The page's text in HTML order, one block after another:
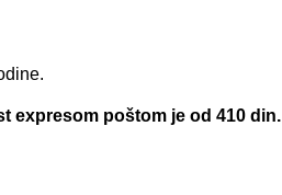
expresom poštom je od 410 din.